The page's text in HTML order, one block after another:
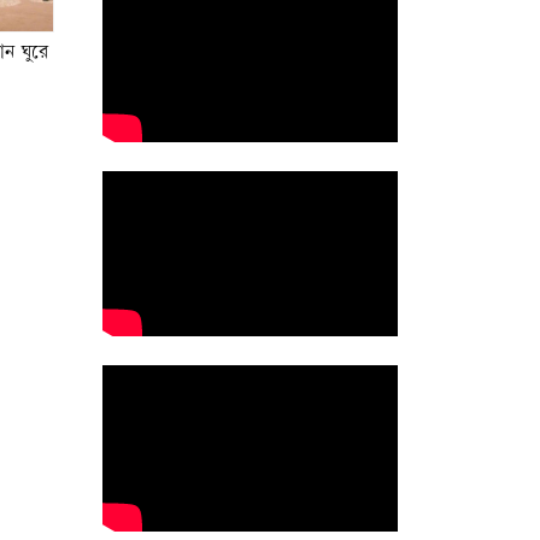
ঘুরে